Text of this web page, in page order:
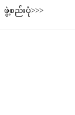
ဖွဲ့စည်းပုံ>>>